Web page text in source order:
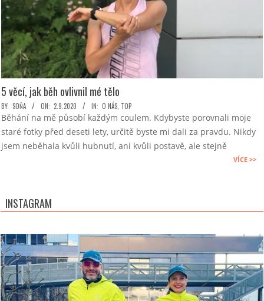
5 věcí, jak běh ovlivnil mé tělo
2020-
09-
02
BY: SOŇA ON: 2.9.2020 IN: O NÁS TOP
Běhání na mě působí každým coulem. Kdybyste porovnali moje
staré fotky před deseti lety, určitě byste mi dali za pravdu. Nikdy
jsem neběhala kvůli hubnutí, ani kvůli postavě, ale stejně
VÍCE >>
INSTAGRAM